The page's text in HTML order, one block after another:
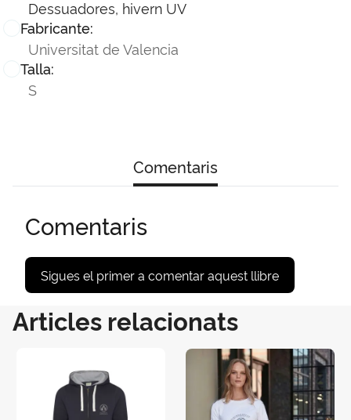
Dessuadores, hivern UV
Fabricante:
Universitat de Valencia
Talla:
S
Comentaris
Comentaris
Sigues el primer a comentar aquest llibre
Articles relacionats